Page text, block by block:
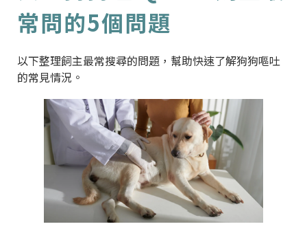
常問的5個問題
以下整理飼主最常搜尋的問題，幫助快速了解狗狗嘔吐
的常見情況。